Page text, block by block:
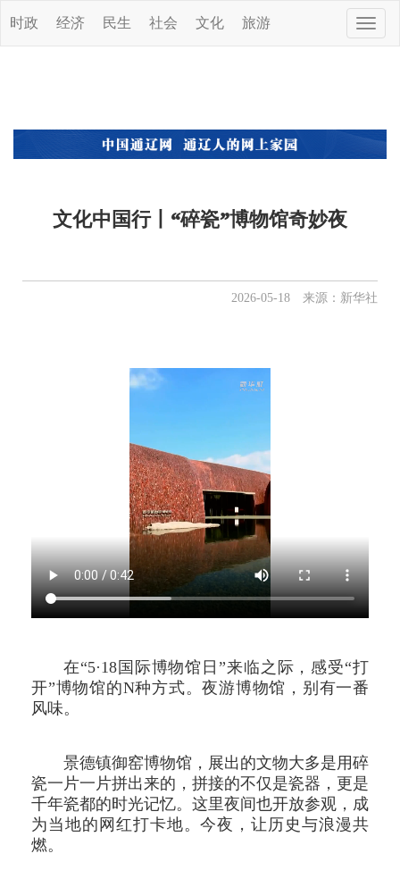
Toggle
时政 经济 民生 社会 文化 旅游
文化中国行丨“碎瓷”博物馆奇妙夜
2026-05-18 来源：新华社
在“5·18国际博物馆日”来临之际，感受“打
开”博物馆的N种方式。夜游博物馆，别有一番
风味。
景德镇御窑博物馆，展出的文物大多是用碎
瓷一片一片拼出来的，拼接的不仅是瓷器，更是
千年瓷都的时光记忆。这里夜间也开放参观，成
为当地的网红打卡地。今夜，让历史与浪漫共
燃。